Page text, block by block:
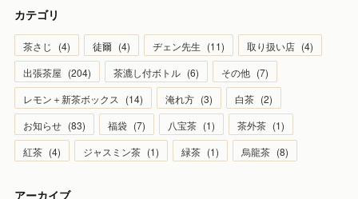
カテゴリ
茶さじ (4) 徒爾 (4) ヂェン先生 (11) 取り扱い店 (4)
出張茶屋 (204) 茶漉し付ボトル (6) その他 (7)
レモン＋新茶ボックス (14) 淹れ方 (3) 白茶 (2)
お知らせ (83) 福袋 (7) 八宝茶 (1) 茶外茶 (1)
紅茶 (4) ジャスミン茶 (1) 緑茶 (1) 烏龍茶 (8)
アーカイブ